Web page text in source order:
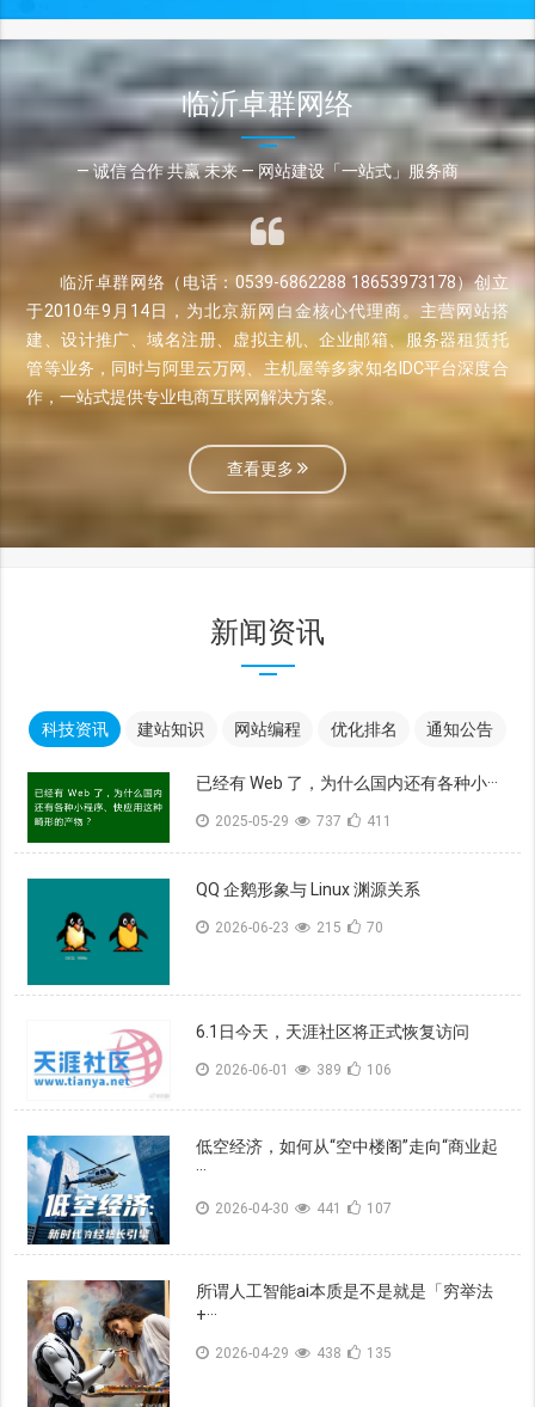
临沂卓群网络
— 诚信 合作 共赢 未来 — 网站建设「一站式」服务商
临沂卓群网络（电话：0539-6862288 18653973178）创立
于2010年9月14日，为北京新网白金核心代理商。主营网站搭
建、设计推广、域名注册、虚拟主机、企业邮箱、服务器租赁托
管等业务，同时与阿里云万网、主机屋等多家知名IDC平台深度合
作，一站式提供专业电商互联网解决方案。
查看更多
新闻资讯
科技资讯 建站知识 网站编程 优化排名 通知公告
已经有 Web 了，为什么国内还有各种小···
2025-05-29 737 411
QQ 企鹅形象与 Linux 渊源关系
2026-06-23 215 70
6.1日今天，天涯社区将正式恢复访问
2026-06-01 389 106
低空经济，如何从“空中楼阁”走向“商业起
···
2026-04-30 441 107
所谓人工智能ai本质是不是就是「穷举法
+···
2026-04-29 438 135